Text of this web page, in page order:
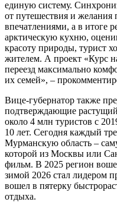
единую систему.
от путешествия и желания
впечатлениями, а в итоге
арктическую кухню,
красоту природы, турист
жителем. А проект «Курс
переезд максимально
их семей», –
Вице-губернатор также
подтверждающие
около 4 млн туристов с
10 лет. Сегодня каждый
Мурманскую область –
которой из Москвы или
фильм. В 2025 регион
зимой 2026 стал лидером
вошел в пятерку
отдыха.